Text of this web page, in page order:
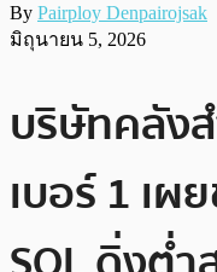
By Pairploy Denpairojsak
มิถุนายน 5, 2026
บริษัทคลัง
เบอร์ 1 เ